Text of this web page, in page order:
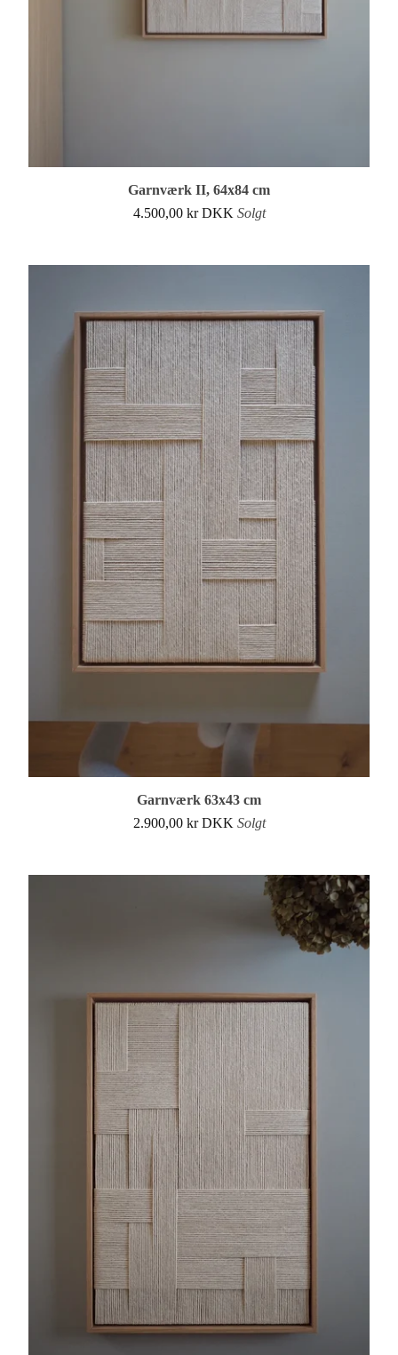
Garnværk II, 64x84 cm
4.500,00 kr DKK Solgt
Garnværk 63x43 cm
2.900,00 kr DKK Solgt